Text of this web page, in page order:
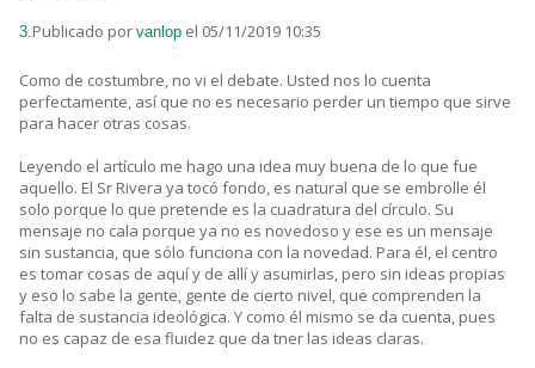
3. Publicado por vanlop el 05/11/2019 10:35
Como de costumbre, no vi el debate. Usted nos lo cuenta
perfectamente, así que no es necesario perder un tiempo que sirve
para hacer otras cosas.
Leyendo el artículo me hago una idea muy buena de lo que fue
aquello. El Sr Rivera ya tocó fondo, es natural que se embrolle él
solo porque lo que pretende es la cuadratura del círculo. Su
mensaje no cala porque ya no es novedoso y ese es un mensaje
sin sustancia, que sólo funciona con la novedad. Para él, el centro
es tomar cosas de aquí y de allí y asumirlas, pero sin ideas propias
y eso lo sabe la gente, gente de cierto nivel, que comprenden la
falta de sustancia ideológica. Y como él mismo se da cuenta, pues
no es capaz de esa fluidez que da tner las ideas claras.